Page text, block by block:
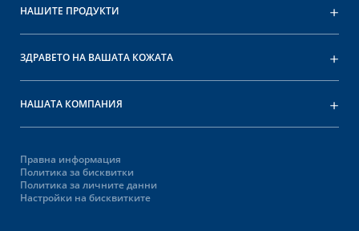
НАШИТЕ ПРОДУКТИ
ЗДРАВЕТО НА ВАШАТА КОЖАТА
НАШАТА КОМПАНИЯ
Правна информация
Политика за бисквитки
Политика за личните данни
Настройки на бисквитките